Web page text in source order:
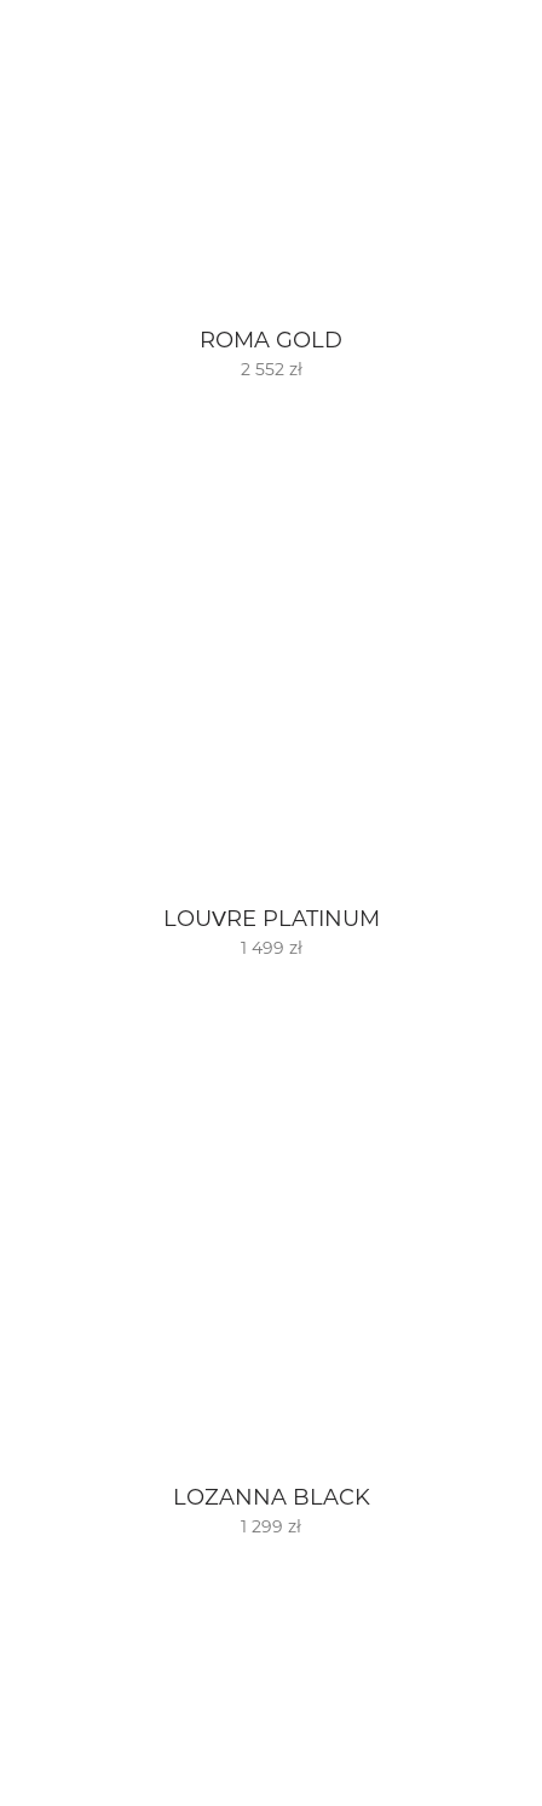
ROMA GOLD
2 552 zł
LOUVRE PLATINUM
1 499 zł
LOZANNA BLACK
1 299 zł